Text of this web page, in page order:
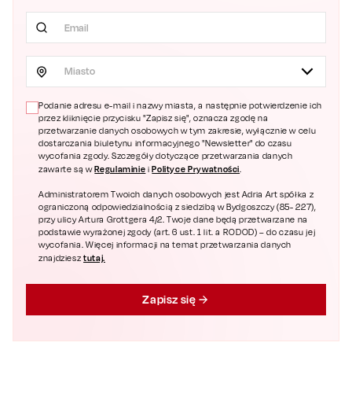
Miasto
Podanie adresu e-mail i nazwy miasta, a następnie potwierdzenie ich
przez kliknięcie przycisku "Zapisz się", oznacza zgodę na
przetwarzanie danych osobowych w tym zakresie, wyłącznie w celu
dostarczania biuletynu informacyjnego "Newsletter" do czasu
wycofania zgody. Szczegóły dotyczące przetwarzania danych
zawarte są wRegulaminie i Polityce Prywatności.
Administratorem Twoich danych osobowych jest Adria Art spółka z
ograniczoną odpowiedzialnością z siedzibą w Bydgoszczy (85- 227),
przy ulicy Artura Grottgera 4/2. Twoje dane będą przetwarzane na
podstawie wyrażonej zgody (art. 6 ust. 1 lit. a RODOD) – do czasu jej
wycofania. Więcej informacji na temat przetwarzania danych
znajdziesztutaj.
Zapisz się